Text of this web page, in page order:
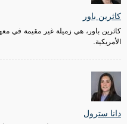
كاثرين باور
كاثرين باور، هي زميلة غير مقيمة في
الأمريكية.
دانا سترول